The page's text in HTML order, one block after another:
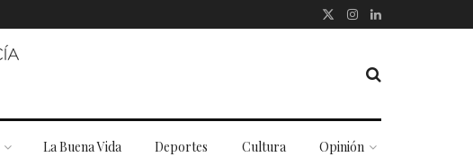
La Buena Vida Deportes Cultura Opinión